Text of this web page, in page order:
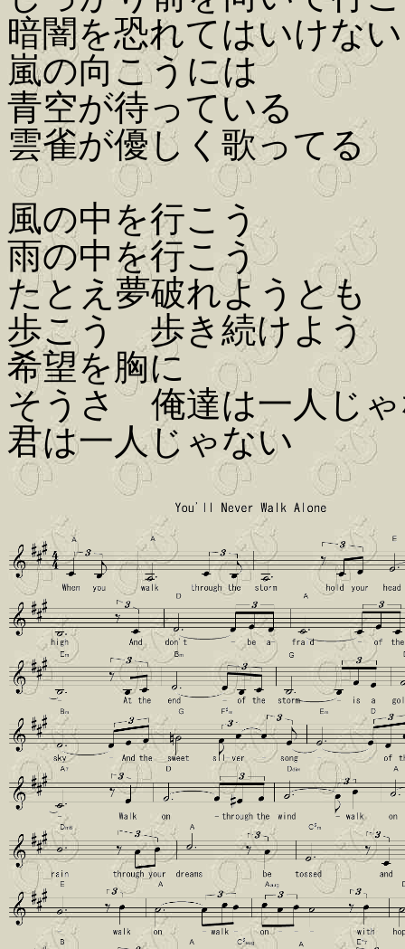
暗闇を恐れてはいけない
嵐の向こうには
青空が待っている
雲雀が優しく歌ってる
風の中を行こう
雨の中を行こう
たとえ夢破れようとも
歩こう 歩き続けよう
希望を胸に
そうさ 俺達は一人じ
君は一人じゃない